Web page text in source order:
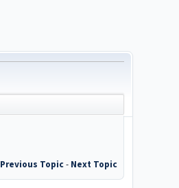
Previous Topic- Next Topic